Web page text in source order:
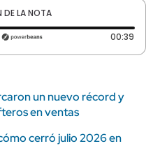
DE LA NOTA
0 segundos 00:39
un nuevo récord y
en ventas
cerró julio 2026 en